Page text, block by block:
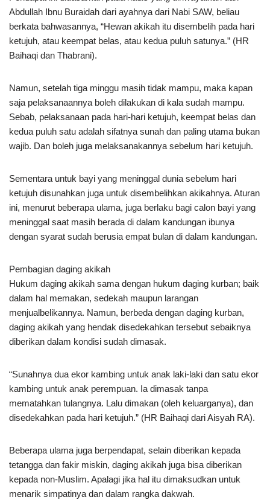
Abdullah Ibnu Buraidah dari ayahnya dari Nabi SAW, beliau
berkata bahwasannya, “Hewan akikah itu disembelih pada hari
ketujuh, atau keempat belas, atau kedua puluh satunya.” (HR
Baihaqi dan Thabrani).
Namun, setelah tiga minggu masih tidak mampu, maka kapan
saja pelaksanaannya boleh dilakukan di kala sudah mampu.
Sebab, pelaksanaan pada hari-hari ketujuh, keempat belas dan
kedua puluh satu adalah sifatnya sunah dan paling utama bukan
wajib. Dan boleh juga melaksanakannya sebelum hari ketujuh.
Sementara untuk bayi yang meninggal dunia sebelum hari
ketujuh disunahkan juga untuk disembelihkan akikahnya. Aturan
ini, menurut beberapa ulama, juga berlaku bagi calon bayi yang
meninggal saat masih berada di dalam kandungan ibunya
dengan syarat sudah berusia empat bulan di dalam kandungan.
Pembagian daging akikah
Hukum daging akikah sama dengan hukum daging kurban; baik
dalam hal memakan, sedekah maupun larangan
menjualbelikannya. Namun, berbeda dengan daging kurban,
daging akikah yang hendak disedekahkan tersebut sebaiknya
diberikan dalam kondisi sudah dimasak.
“Sunahnya dua ekor kambing untuk anak laki-laki dan satu ekor
kambing untuk anak perempuan. Ia dimasak tanpa
mematahkan tulangnya. Lalu dimakan (oleh keluarganya), dan
disedekahkan pada hari ketujuh.” (HR Baihaqi dari Aisyah RA).
Beberapa ulama juga berpendapat, selain diberikan kepada
tetangga dan fakir miskin, daging akikah juga bisa diberikan
kepada non-Muslim. Apalagi jika hal itu dimaksudkan untuk
menarik simpatinya dan dalam rangka dakwah.